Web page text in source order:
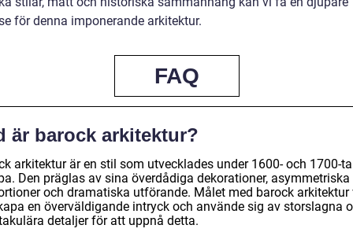
för denna imponerande arkitektur.
FAQ
är barock arkitektur?
arkitektur är en stil som utvecklades under 1600- och 1700-
Den präglas av sina överdådiga dekorationer, asymmetriska
och dramatiska utförande. Målet med barock arkitektur
en överväldigande intryck och använde sig av storslagna
detaljer för att uppnå detta.